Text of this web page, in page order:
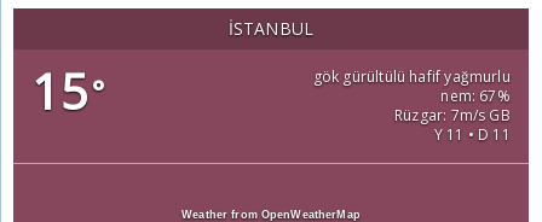
İSTANBUL
15°
gök gürültülü hafif yağmurlu
nem: 67%
Rüzgar: 7m/s GB
Y 11 • D 11
Weather from OpenWeatherMap